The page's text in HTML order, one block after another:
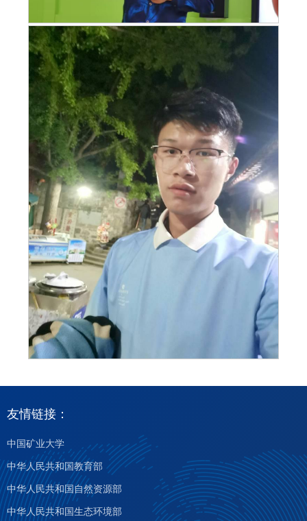
友情链接：
中国矿业大学
中华人民共和国教育部
中华人民共和国自然资源部
中华人民共和国生态环境部